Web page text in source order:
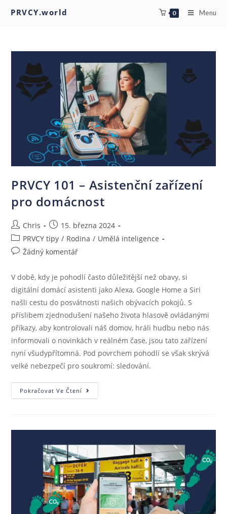
PRVCY.world 0 Menu
PRVCY 101 – Asistenční zařízení
pro domácnost
Chris
15. března 2024
PRVCY tipy / Rodina / Umělá inteligence
Žádný komentář
V době, kdy je pohodlí často důležitější než obavy, si
digitální domácí asistenti jako Alexa, Google Home a Siri
našli cestu do posvátnosti našich obývacích pokojů. S
příslibem zjednodušení našeho života hlasově ovládanými
příkazy, aby kontrolovali náš domov, hráli hudbu nebo nás
informovali o novinkách v reálném čase, jsou tato zařízení
nyní všudypřítomná. Pod povrchem pohodlí se však skrývá
velké nebezpečí pro soukromí: sledování.
Pokračovat Ve Čtení